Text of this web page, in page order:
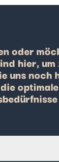
oder
hier, um
uns noch